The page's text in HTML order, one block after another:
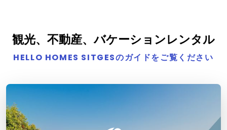
観光、不動産、バケーションレンタル
HELLO HOMES SITGESのガイドをご覧ください